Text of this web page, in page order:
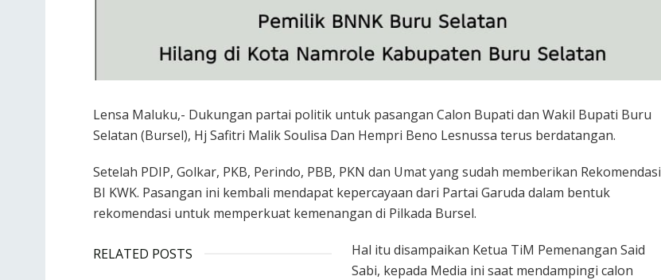
Lensa Maluku,- Dukungan partai politik untuk pasangan Calon Bupati dan Wakil Bupati Buru
Selatan (Bursel), Hj Safitri Malik Soulisa Dan Hempri Beno Lesnussa terus berdatangan.
Setelah PDIP, Golkar, PKB, Perindo, PBB, PKN dan Umat yang sudah memberikan Rekomendasi
BI KWK. Pasangan ini kembali mendapat kepercayaan dari Partai Garuda dalam bentuk
rekomendasi untuk memperkuat kemenangan di Pilkada Bursel.
RELATED POSTS
Hal itu disampaikan Ketua TiM Pemenangan Said
Sabi, kepada Media ini saat mendampingi calon